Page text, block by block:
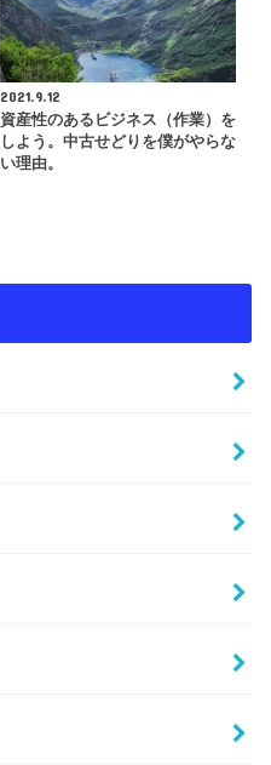
2021.9.12
資産性のあるビジネス（作業）を
しよう。中古せどりを僕がやらな
い理由。